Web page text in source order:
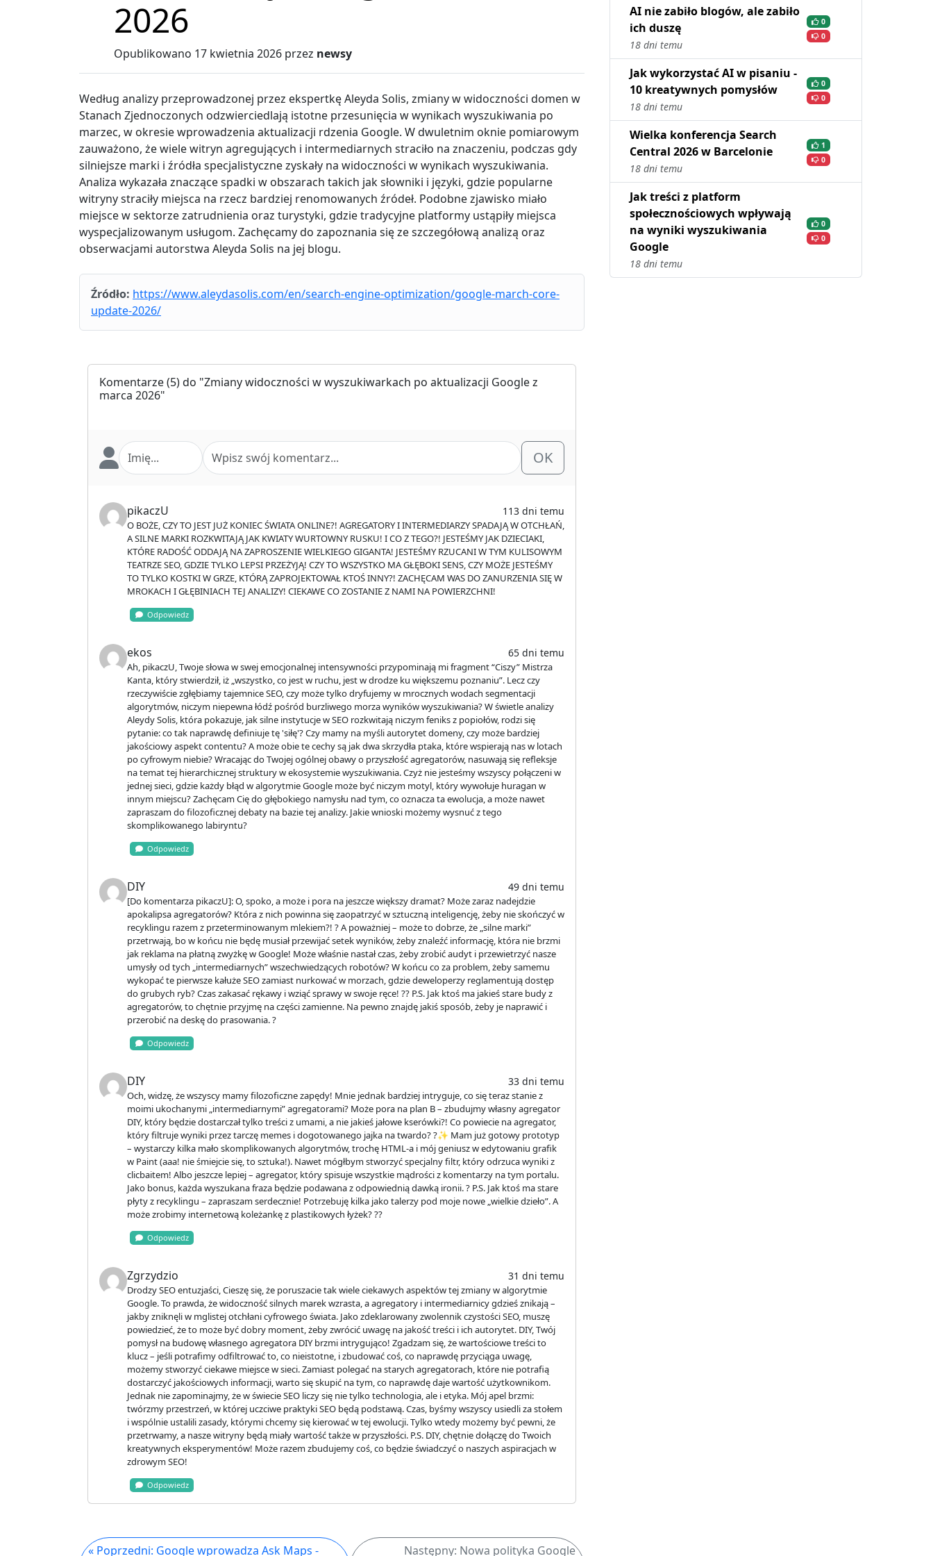
2026
Opublikowano 17 kwietnia 2026 przez newsy
Według analizy przeprowadzonej przez ekspertkę Aleyda Solis, zmiany w widoczności domen w
Stanach Zjednoczonych odzwierciedlają istotne przesunięcia w wynikach wyszukiwania po
marzec, w okresie wprowadzenia aktualizacji rdzenia Google. W dwuletnim oknie pomiarowym
zauważono, że wiele witryn agregujących i intermediarnych straciło na znaczeniu, podczas gdy
silniejsze marki i źródła specjalistyczne zyskały na widoczności w wynikach wyszukiwania.
Analiza wykazała znaczące spadki w obszarach takich jak słowniki i języki, gdzie popularne
witryny straciły miejsca na rzecz bardziej renomowanych źródeł. Podobne zjawisko miało
miejsce w sektorze zatrudnienia oraz turystyki, gdzie tradycyjne platformy ustąpiły miejsca
wyspecjalizowanym usługom. Zachęcamy do zapoznania się ze szczegółową analizą oraz
obserwacjami autorstwa Aleyda Solis na jej blogu.
Źródło: https://www.aleydasolis.com/en/search-engine-optimization/google-march-core-
update-2026/
Komentarze(5) do "Zmiany widoczności w wyszukiwarkach po aktualizacji Google z
marca 2026"
OK
pikaczU 113 dni temu
O BOŻE, CZY TO JEST JUŻ KONIEC ŚWIATA ONLINE?! AGREGATORY I INTERMEDIARZY SPADAJĄ W OTCHŁAŃ,
A SILNE MARKI ROZKWITAJĄ JAK KWIATY WURTOWNY RUSKU! I CO Z TEGO?! JESTEŚMY JAK DZIECIAKI,
KTÓRE RADOŚĆ ODDAJĄ NA ZAPROSZENIE WIELKIEGO GIGANTA! JESTEŚMY RZUCANI W TYM KULISOWYM
TEATRZE SEO, GDZIE TYLKO LEPSI PRZEŻYJĄ! CZY TO WSZYSTKO MA GŁĘBOKI SENS, CZY MOŻE JESTEŚMY
TO TYLKO KOSTKI W GRZE, KTÓRĄ ZAPROJEKTOWAŁ KTOŚ INNY?! ZACHĘCAM WAS DO ZANURZENIA SIĘ W
MROKACH I GŁĘBINIACH TEJ ANALIZY! CIEKAWE CO ZOSTANIE Z NAMI NA POWIERZCHNI!
Odpowiedz
ekos 65 dni temu
Ah, pikaczU, Twoje słowa w swej emocjonalnej intensywności przypominają mi fragment “Ciszy” Mistrza
Kanta, który stwierdził, iż „wszystko, co jest w ruchu, jest w drodze ku większemu poznaniu”. Lecz czy
rzeczywiście zgłębiamy tajemnice SEO, czy może tylko dryfujemy w mrocznych wodach segmentacji
algorytmów, niczym niepewna łódź pośród burzliwego morza wyników wyszukiwania? W świetle analizy
Aleydy Solis, która pokazuje, jak silne instytucje w SEO rozkwitają niczym feniks z popiołów, rodzi się
pytanie: co tak naprawdę definiuje tę 'siłę'? Czy mamy na myśli autorytet domeny, czy może bardziej
jakościowy aspekt contentu? A może obie te cechy są jak dwa skrzydła ptaka, które wspierają nas w lotach
po cyfrowym niebie? Wracając do Twojej ogólnej obawy o przyszłość agregatorów, nasuwają się refleksje
na temat tej hierarchicznej struktury w ekosystemie wyszukiwania. Czyż nie jesteśmy wszyscy połączeni w
jednej sieci, gdzie każdy błąd w algorytmie Google może być niczym motyl, który wywołuje huragan w
innym miejscu? Zachęcam Cię do głębokiego namysłu nad tym, co oznacza ta ewolucja, a może nawet
zapraszam do filozoficznej debaty na bazie tej analizy. Jakie wnioski możemy wysnuć z tego
skomplikowanego labiryntu?
Odpowiedz
DIY 49 dni temu
[Do komentarza pikaczU]: O, spoko, a może i pora na jeszcze większy dramat? Może zaraz nadejdzie
apokalipsa agregatorów? Która z nich powinna się zaopatrzyć w sztuczną inteligencję, żeby nie skończyć w
recyklingu razem z przeterminowanym mlekiem?! ? A poważniej – może to dobrze, że „silne marki”
przetrwają, bo w końcu nie będę musiał przewijać setek wyników, żeby znaleźć informację, która nie brzmi
jak reklama na płatną zwyżkę w Google! Może właśnie nastał czas, żeby zrobić audyt i przewietrzyć nasze
umysły od tych „intermediarnych” wszechwiedzących robotów? W końcu co za problem, żeby samemu
wykopać te pierwsze kałuże SEO zamiast nurkować w morzach, gdzie deweloperzy reglamentują dostęp
do grubych ryb? Czas zakasać rękawy i wziąć sprawy w swoje ręce! ?️? P.S. Jak ktoś ma jakieś stare budy z
agregatorów, to chętnie przyjmę na części zamienne. Na pewno znajdę jakiś sposób, żeby je naprawić i
przerobić na deskę do prasowania. ?
Odpowiedz
DIY 33 dni temu
Och, widzę, że wszyscy mamy filozoficzne zapędy! Mnie jednak bardziej intryguje, co się teraz stanie z
moimi ukochanymi „intermediarnymi” agregatorami? Może pora na plan B – zbudujmy własny agregator
DIY, który będzie dostarczał tylko treści z umami, a nie jakieś jałowe kserówki?! Co powiecie na agregator,
który filtruje wyniki przez tarczę memes i dogotowanego jajka na twardo? ?✨ Mam już gotowy prototyp
– wystarczy kilka mało skomplikowanych algorytmów, trochę HTML-a i mój geniusz w edytowaniu grafik
w Paint (aaa! nie śmiejcie się, to sztuka!). Nawet mógłbym stworzyć specjalny filtr, który odrzuca wyniki z
clicbaitem! Albo jeszcze lepiej – agregator, który spisuje wszystkie mądrości z komentarzy na tym portalu.
Jako bonus, każda wyszukana fraza będzie podawana z odpowiednią dawką ironii. ? P.S. Jak ktoś ma stare
płyty z recyklingu – zapraszam serdecznie! Potrzebuję kilka jako talerzy pod moje nowe „wielkie dzieło”. A
może zrobimy internetową koleżankę z plastikowych łyżek? ??
Odpowiedz
Zgrzydzio 31 dni temu
Drodzy SEO entuzjaści, Cieszę się, że poruszacie tak wiele ciekawych aspektów tej zmiany w algorytmie
Google. To prawda, że widoczność silnych marek wzrasta, a agregatory i intermediarnicy gdzieś znikają –
jakby zniknęli w mglistej otchłani cyfrowego świata. Jako zdeklarowany zwolennik czystości SEO, muszę
powiedzieć, że to może być dobry moment, żeby zwrócić uwagę na jakość treści i ich autorytet. DIY, Twój
pomysł na budowę własnego agregatora DIY brzmi intrygująco! Zgadzam się, że wartościowe treści to
klucz – jeśli potrafimy odfiltrować to, co nieistotne, i zbudować coś, co naprawdę przyciąga uwagę,
możemy stworzyć ciekawe miejsce w sieci. Zamiast polegać na starych agregatorach, które nie potrafią
dostarczyć jakościowych informacji, warto się skupić na tym, co naprawdę daje wartość użytkownikom.
Jednak nie zapominajmy, że w świecie SEO liczy się nie tylko technologia, ale i etyka. Mój apel brzmi:
twórzmy przestrzeń, w której uczciwe praktyki SEO będą podstawą. Czas, byśmy wszyscy usiedli za stołem
i wspólnie ustalili zasady, którymi chcemy się kierować w tej ewolucji. Tylko wtedy możemy być pewni, że
przetrwamy, a nasze witryny będą miały wartość także w przyszłości. P.S. DIY, chętnie dołączę do Twoich
kreatywnych eksperymentów! Może razem zbudujemy coś, co będzie świadczyć o naszych aspiracjach w
zdrowym SEO!
Odpowiedz
« Poprzedni: Google wprowadza Ask Maps - Następny: Nowa polityka Google
AI nie zabiło blogów, ale zabiło
ich duszę
18 dni temu
0
0
Jak wykorzystać AI w pisaniu -
10 kreatywnych pomysłów
18 dni temu
0
0
Wielka konferencja Search
Central 2026 w Barcelonie
18 dni temu
1
0
Jak treści z platform
społecznościowych wpływają
na wyniki wyszukiwania
Google
18 dni temu
0
0